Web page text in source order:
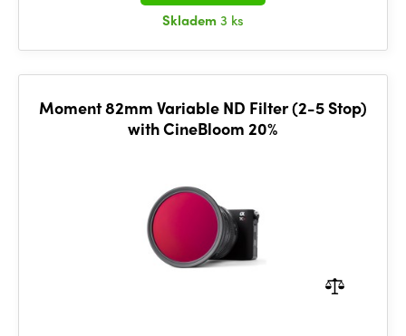
Skladem3 ks
Moment 82mm Variable ND Filter (2-5 Stop)
with CineBloom 20%